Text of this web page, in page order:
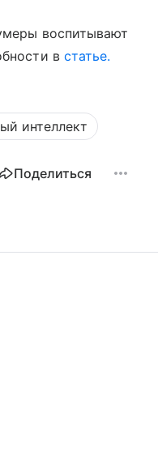
воспитывают
в статье.
интеллект
Поделиться